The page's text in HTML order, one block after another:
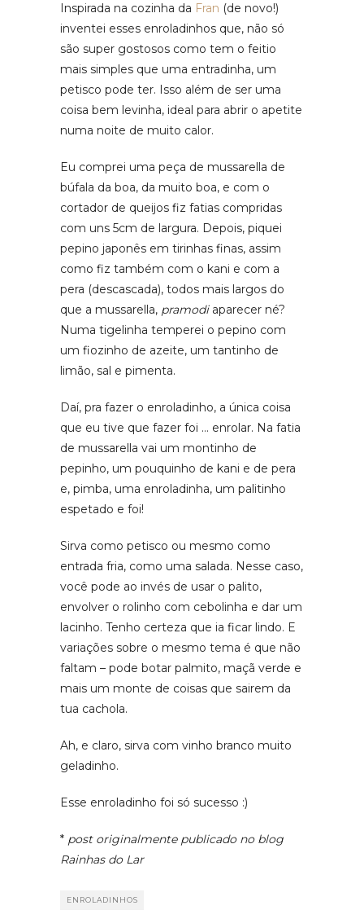
Inspirada na cozinha da Fran (de novo!)
inventei esses enroladinhos que, não só
são super gostosos como tem o feitio
mais simples que uma entradinha, um
petisco pode ter. Isso além de ser uma
coisa bem levinha, ideal para abrir o apetite
numa noite de muito calor.
Eu comprei uma peça de mussarella de
búfala da boa, da muito boa, e com o
cortador de queijos fiz fatias compridas
com uns 5cm de largura. Depois, piquei
pepino japonês em tirinhas finas, assim
como fiz também com o kani e com a
pera (descascada), todos mais largos do
que a mussarella, pramodiaparecer né?
Numa tigelinha temperei o pepino com
um fiozinho de azeite, um tantinho de
limão, sal e pimenta.
Daí, pra fazer o enroladinho, a única coisa
que eu tive que fazer foi … enrolar. Na fatia
de mussarella vai um montinho de
pepinho, um pouquinho de kani e de pera
e, pimba, uma enroladinha, um palitinho
espetado e foi!
Sirva como petisco ou mesmo como
entrada fria, como uma salada. Nesse caso,
você pode ao invés de usar o palito,
envolver o rolinho com cebolinha e dar um
lacinho. Tenho certeza que ia ficar lindo. E
variações sobre o mesmo tema é que não
faltam – pode botar palmito, maçã verde e
mais um monte de coisas que sairem da
tua cachola.
Ah, e claro, sirva com vinho branco muito
geladinho.
Esse enroladinho foi só sucesso :)
* post originalmente publicado no blog
Rainhas do Lar
ENROLADINHOS